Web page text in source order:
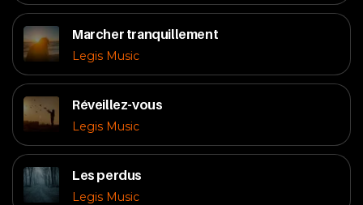
Marcher tranquillement
Legis Music
Réveillez-vous
Legis Music
Les perdus
Legis Music